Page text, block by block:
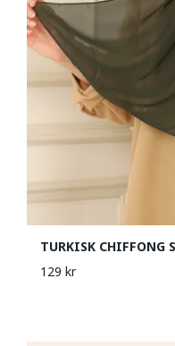
TURKISK CHIFFONG
129 kr